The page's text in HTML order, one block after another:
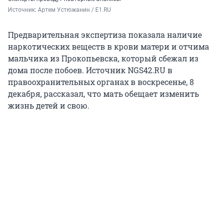
Источник: Артем Устюжанин / E1.RU
Предварительная экспертиза показала наличие
наркотических веществ в крови матери и отчима
мальчика из Прокопьевска, который сбежал из
дома после побоев. Источник NGS42.RU в
правоохранительных органах в воскресенье, 8
декабря, рассказал, что мать обещает изменить
жизнь детей и свою.